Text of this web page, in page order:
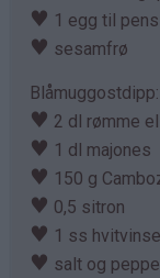
♥ 1 egg til
♥ sesamfrø
Blåmuggostdipp:
♥ 2 dl rømme
♥ 1 dl majones
♥ 150 g
♥ 0,5 sitron
♥ 1 ss
♥ salt og